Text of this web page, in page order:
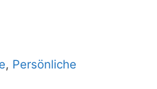
, Persönliche